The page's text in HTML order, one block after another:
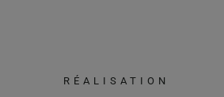
RÉALISATION